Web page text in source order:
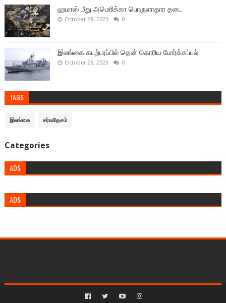
ஹமாஸ் மீது அமெரிக்கா பொருளாதார தடை
October 28, 2023 0
இலங்கை கடற்பரப்பில் தென் கொரிய போர்க்கப்பல்
October 28, 2023 0
TAGS
இலங்கை சர்வதேசம்
Categories
ADS
ADS